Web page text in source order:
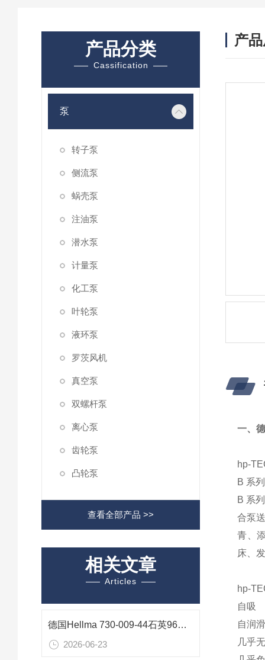
产品分类
Cassification
泵
转子泵
侧流泵
蜗壳泵
注油泵
潜水泵
计量泵
化工泵
叶轮泵
液环泵
罗茨风机
真空泵
双螺杆泵
离心泵
齿轮泵
凸轮泵
查看全部产品 >>
相关文章
Articles
德国Hellma 730-009-44石英96孔微孔板——医药研发高通量光谱检测精密耗材
2026-06-23
产
一、
hp-
B 系
B 系
合泵
青、
床、
hp-
自吸
自润
几乎